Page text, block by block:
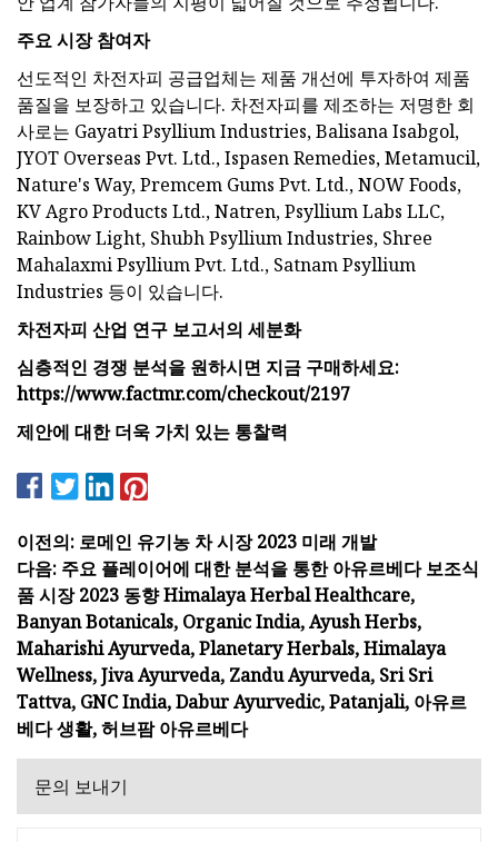
주요 시장 참여자
선도적인 차전자피 공급업체는 제품 개선에 투자하여 제품
품질을 보장하고 있습니다. 차전자피를 제조하는 저명한 회
사로는 Gayatri Psyllium Industries, Balisana Isabgol,
JYOT Overseas Pvt. Ltd., Ispasen Remedies, Metamucil,
Nature's Way, Premcem Gums Pvt. Ltd., NOW Foods,
KV Agro Products Ltd., Natren, Psyllium Labs LLC,
Rainbow Light, Shubh Psyllium Industries, Shree
Mahalaxmi Psyllium Pvt. Ltd., Satnam Psyllium
Industries 등이 있습니다.
차전자피 산업 연구 보고서의 세분화
심층적인 경쟁 분석을 원하시면 지금 구매하세요:
https://www.factmr.com/checkout/2197
제안에 대한 더욱 가치 있는 통찰력
이전의: 로메인 유기농 차 시장 2023 미래 개발
다음: 주요 플레이어에 대한 분석을 통한 아유르베다 보조식
품 시장 2023 동향 Himalaya Herbal Healthcare,
Banyan Botanicals, Organic India, Ayush Herbs,
Maharishi Ayurveda, Planetary Herbals, Himalaya
Wellness, Jiva Ayurveda, Zandu Ayurveda, Sri Sri
Tattva, GNC India, Dabur Ayurvedic, Patanjali, 아유르
베다 생활, 허브팜 아유르베다
문의 보내기